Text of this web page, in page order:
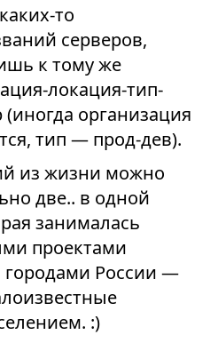
то
серверов,
к тому же
локация-тип-
организация
тип — прод-дев).
из жизни можно
две.. в одной
занималась
проектами
России —
:)